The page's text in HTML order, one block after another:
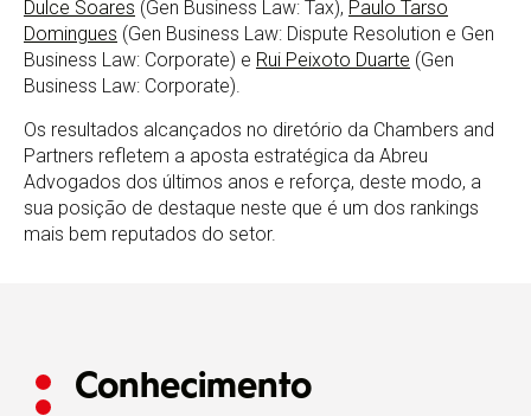
Dulce Soares (Gen Business Law: Tax), Paulo Tarso
Domingues (Gen Business Law: Dispute Resolution e Gen
Business Law: Corporate) e Rui Peixoto Duarte (Gen
Business Law: Corporate).
Os resultados alcançados no diretório da Chambers and
Partners refletem a aposta estratégica da Abreu
Advogados dos últimos anos e reforça, deste modo, a
sua posição de destaque neste que é um dos rankings
mais bem reputados do setor.
Conhecimento